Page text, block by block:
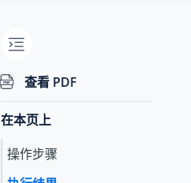
查看 PDF
在本页上
操作步骤